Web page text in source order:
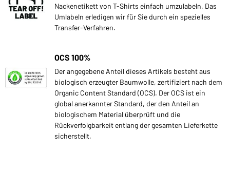
Nackenetikett von T-Shirts einfach umzulabeln. Das
Umlabeln erledigen wir für Sie durch ein spezielles
Transfer-Verfahren.
OCS 100%
Der angegebene Anteil dieses Artikels besteht aus
biologisch erzeugter Baumwolle, zertifiziert nach dem
Organic Content Standard (OCS). Der OCS ist ein
global anerkannter Standard, der den Anteil an
biologischem Material überprüft und die
Rückverfolgbarkeit entlang der gesamten Lieferkette
sicherstellt.